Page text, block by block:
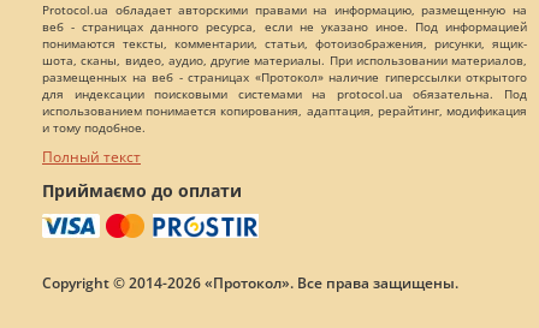
Protocol.ua обладает авторскими правами на информацию, размещенную на
веб - страницах данного ресурса, если не указано иное. Под информацией
понимаются тексты, комментарии, статьи, фотоизображения, рисунки, ящик-
шота, сканы, видео, аудио, другие материалы. При использовании материалов,
размещенных на веб - страницах «Протокол» наличие гиперссылки открытого
для индексации поисковыми системами на protocol.ua обязательна. Под
использованием понимается копирования, адаптация, рерайтинг, модификация
и тому подобное.
Полный текст
Приймаємо до оплати
Copyright © 2014-2026 «Протокол». Все права защищены.